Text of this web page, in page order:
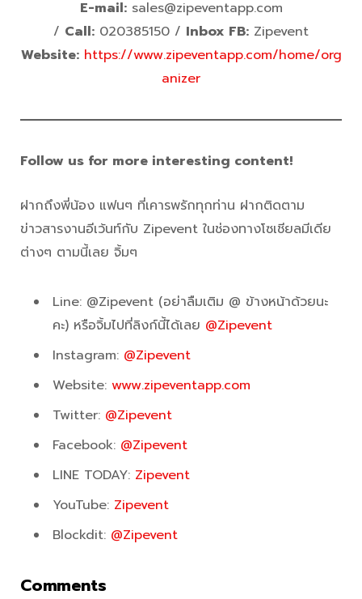
E-mail:sales@zipeventapp.com
/ Call: 020385150 / Inbox FB: Zipevent
Website: https://www.zipeventapp.com/home/org
anizer
Follow us for more interesting content!
ฝากถึงพี่น้อง แฟนๆ ที่เคารพรักทุกท่าน ฝากติดตาม
ข่าวสารงานอีเว้นท์กับ Zipevent ในช่องทางโซเชียลมีเดีย
ต่างๆ ตามนี้เลย จิ้มๆ
Line: @Zipevent (อย่าลืมเติม @ ข้างหน้าด้วยนะ
คะ) หรือจิ้มไปที่ลิงก์นี้ได้เลย @Zipevent
Instagram: @Zipevent
Website: www.zipeventapp.com
Twitter: @Zipevent
Facebook: @Zipevent
LINE TODAY: Zipevent
YouTube: Zipevent
Blockdit: @Zipevent
Comments